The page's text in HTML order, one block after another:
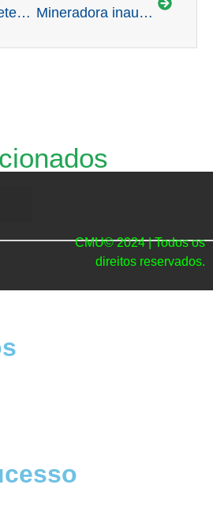
Condições meteorológicas definirão rumos dos preços do mercado livre de energia em 2026 Mineradora inaugura usina solar em Minas Gerais para suprir mina em Goiás
CMU© 2024 | Todos os
direitos reservados.